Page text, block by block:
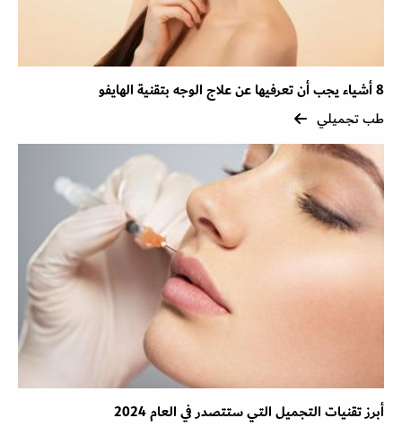
8 أشياء يجب أن تعرفيها عن علاج الوجه بتقنية الهايفو
طب تجميلي
أبرز تقنيات التجميل التي ستتصدر في العام 2024